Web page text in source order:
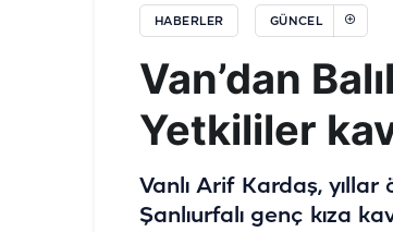
HABERLER GÜNCEL
Van’dan
Yetkililer
Vanlı Arif Kardaş, yıllar
Şanlıurfalı genç kıza